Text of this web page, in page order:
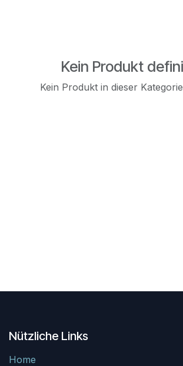
Kein Produkt
Kein Produkt in dieser
Nützliche Links
Home